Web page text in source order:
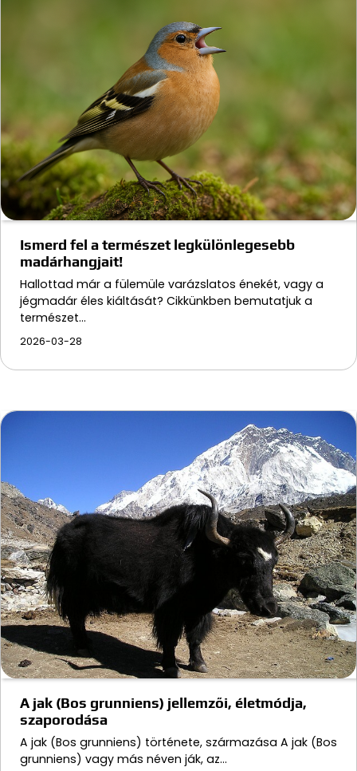
Ismerd fel a természet legkülönlegesebb
madárhangjait!
Hallottad már a fülemüle varázslatos énekét, vagy a
jégmadár éles kiáltását? Cikkünkben bemutatjuk a
természet…
2026-03-28
A jak (Bos grunniens) jellemzői, életmódja,
szaporodása
A jak (Bos grunniens) története, származása A jak (Bos
grunniens) vagy más néven ják, az…